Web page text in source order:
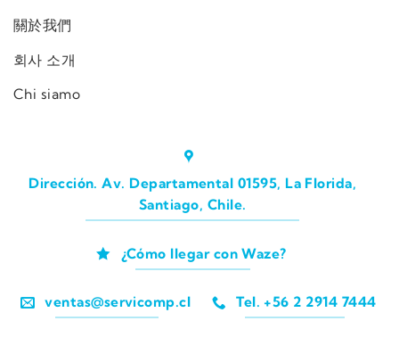
關於我們
회사 소개
Chi siamo
Dirección. Av. Departamental 01595, La Florida,
Santiago, Chile.
¿Cómo llegar con Waze?
ventas@servicomp.cl Tel. +56 2 2914 7444